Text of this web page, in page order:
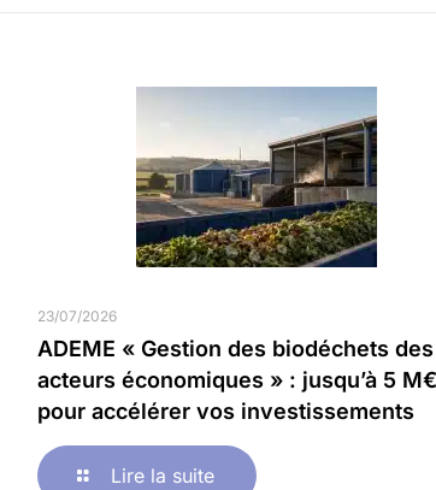
23/07/2026
ADEME « Gestion des biodéchets des
acteurs économiques » : jusqu’à 5 M€
pour accélérer vos investissements
Lire la suite